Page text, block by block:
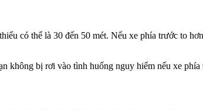
có thể là 30 đến 50 mét. Nếu xe phía trước to
bị rơi vào tình huống nguy hiểm nếu xe